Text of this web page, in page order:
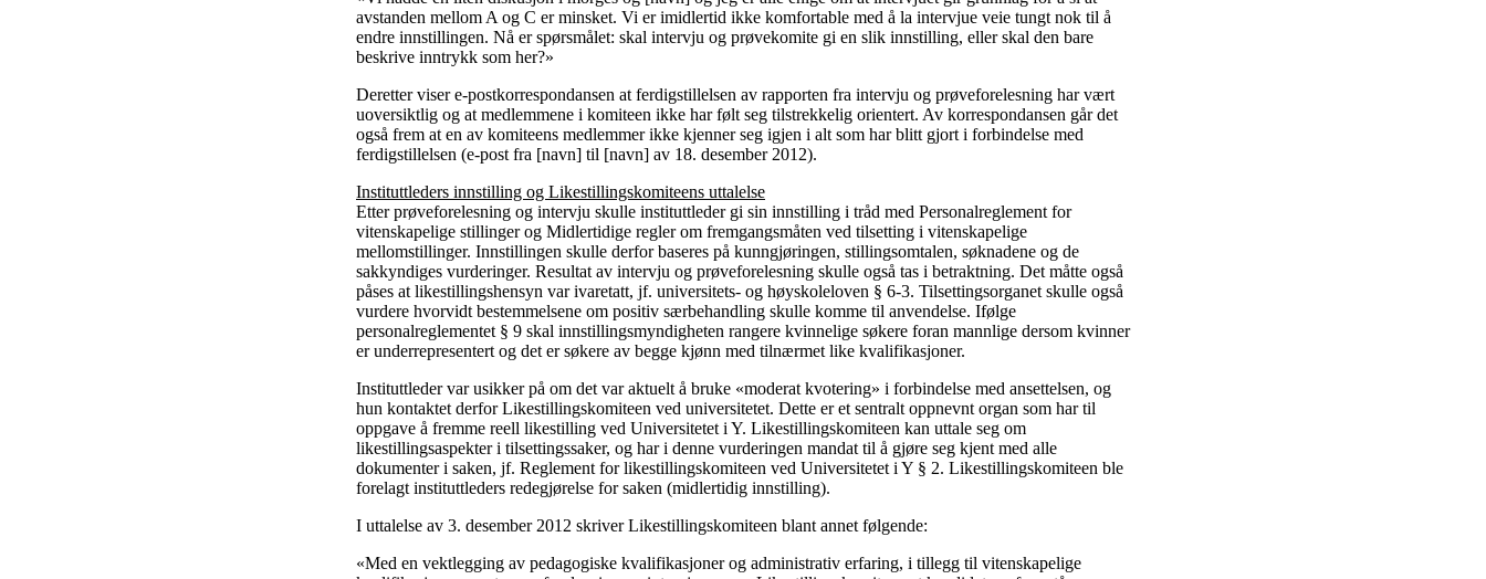
avstanden mellom A og C er minsket. Vi er imidlertid ikke komfortable med å la intervjue veie tungt nok til å
endre innstillingen. Nå er spørsmålet: skal intervju og prøvekomite gi en slik innstilling, eller skal den bare
beskrive inntrykk som her?»
Deretter viser e-postkorrespondansen at ferdigstillelsen av rapporten fra intervju og prøveforelesning har vært
uoversiktlig og at medlemmene i komiteen ikke har følt seg tilstrekkelig orientert. Av korrespondansen går det
også frem at en av komiteens medlemmer ikke kjenner seg igjen i alt som har blitt gjort i forbindelse med
ferdigstillelsen (e-post fra [navn] til [navn] av 18. desember 2012).
Instituttleders innstilling og Likestillingskomiteens uttalelse
Etter prøveforelesning og intervju skulle instituttleder gi sin innstilling i tråd med Personalreglement for
vitenskapelige stillinger og Midlertidige regler om fremgangsmåten ved tilsetting i vitenskapelige
mellomstillinger. Innstillingen skulle derfor baseres på kunngjøringen, stillingsomtalen, søknadene og de
sakkyndiges vurderinger. Resultat av intervju og prøveforelesning skulle også tas i betraktning. Det måtte også
påses at likestillingshensyn var ivaretatt, jf. universitets- og høyskoleloven § 6-3. Tilsettingsorganet skulle også
vurdere hvorvidt bestemmelsene om positiv særbehandling skulle komme til anvendelse. Ifølge
personalreglementet § 9 skal innstillingsmyndigheten rangere kvinnelige søkere foran mannlige dersom kvinner
er underrepresentert og det er søkere av begge kjønn med tilnærmet like kvalifikasjoner.
Instituttleder var usikker på om det var aktuelt å bruke «moderat kvotering» i forbindelse med ansettelsen, og
hun kontaktet derfor Likestillingskomiteen ved universitetet. Dette er et sentralt oppnevnt organ som har til
oppgave å fremme reell likestilling ved Universitetet i Y. Likestillingskomiteen kan uttale seg om
likestillingsaspekter i tilsettingssaker, og har i denne vurderingen mandat til å gjøre seg kjent med alle
dokumenter i saken, jf. Reglement for likestillingskomiteen ved Universitetet i Y § 2. Likestillingskomiteen ble
forelagt instituttleders redegjørelse for saken (midlertidig innstilling).
I uttalelse av 3. desember 2012 skriver Likestillingskomiteen blant annet følgende:
«Med en vektlegging av pedagogiske kvalifikasjoner og administrativ erfaring, i tillegg til vitenskapelige